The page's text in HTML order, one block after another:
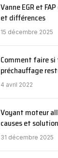
Vanne EGR et
et différences
15 décembre 2025
Comment faire
préchauffage
4 avril 2022
Voyant moteur
causes et
31 décembre 2025